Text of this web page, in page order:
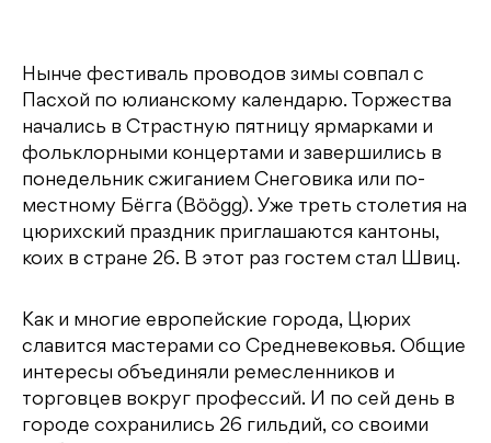
Нынче фестиваль проводов зимы совпал с
Пасхой по юлианскому календарю. Торжества
начались в Страстную пятницу ярмарками и
фольклорными концертами и завершились в
понедельник сжиганием Снеговика или по-
местному Бёгга (Böögg). Уже треть столетия на
цюрихский праздник приглашаются кантоны,
коих в стране 26. В этот раз гостем стал Швиц.
Как и многие европейские города, Цюрих
славится мастерами со Средневековья. Общие
интересы объединяли ремесленников и
торговцев вокруг профессий. И по сей день в
городе сохранились 26 гильдий, со своими